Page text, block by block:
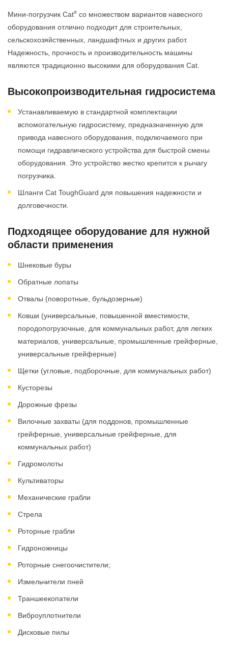
Мини-погрузчик Cat® со множеством вариантов навесного
оборудования отлично подходит для строительных,
сельскохозяйственных, ландшафтных и других работ.
Надежность, прочность и производительность машины
являются традиционно высокими для оборудования Cat.
Высокопроизводительная гидросистема
Устанавливаемую в стандартной комплектации
вспомогательную гидросистему, предназначенную для
привода навесного оборудования, подключаемого при
помощи гидравлического устройства для быстрой смены
оборудования. Это устройство жестко крепится к рычагу
погрузчика.
Шланги Cat ToughGuard для повышения надежности и
долговечности.
Подходящее оборудование для нужной
области применения
Шнековые буры
Обратные лопаты
Отвалы (поворотные, бульдозерные)
Ковши (универсальные, повышенной вместимости,
породопогрузочные, для коммунальных работ, для легких
материалов, универсальные, промышленные грейферные,
универсальные грейферные)
Щетки (угловые, подборочные, для коммунальных работ)
Кусторезы
Дорожные фрезы
Вилочные захваты (для поддонов, промышленные
грейферные, универсальные грейферные, для
коммунальных работ)
Гидромолоты
Культиваторы
Механические грабли
Стрела
Роторные грабли
Гидроножницы
Роторные снегоочистители;
Измельчители пней
Траншеекопатели
Виброуплотнители
Дисковые пилы